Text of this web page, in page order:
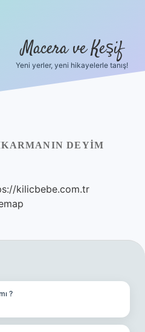
Macera ve Keşif
Yeni yerler, yeni hikayelerle tanış!
DEYIM
kilicbebe.com.tr
?